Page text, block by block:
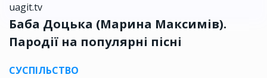
uagit.tv
Баба Доцька (Марина Максимів).
Пародії на популярні пісні
СУСПІЛЬСТВО